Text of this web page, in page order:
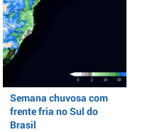
Semana chuvosa com
frente fria no Sul do
Brasil